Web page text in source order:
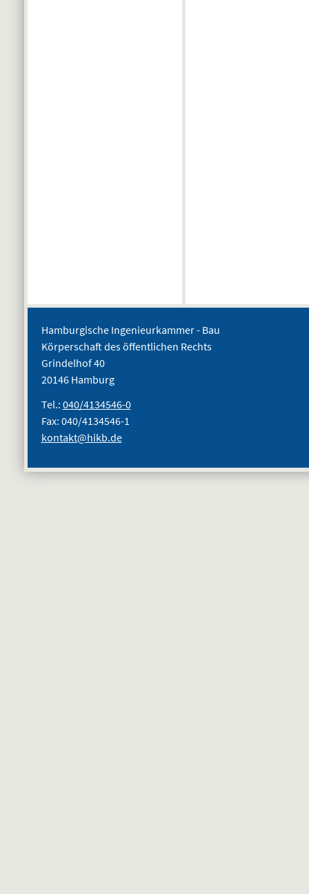
Hamburgische Ingenieurkammer - Bau
Körperschaft des öffentlichen Rechts
Grindelhof 40
20146 Hamburg
Tel.: 040/4134546-0
Fax: 040/4134546-1
kontakt@hikb.de